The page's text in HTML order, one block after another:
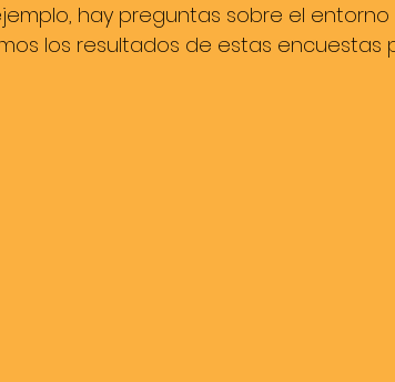
hay preguntas sobre el
los resultados de estas